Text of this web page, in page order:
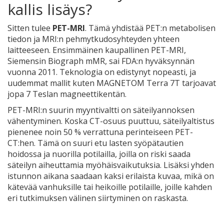
kallis lisäys?
Sitten tulee PET-MRI. Tämä yhdistää PET:n metabolisen
tiedon ja MRI:n pehmytkudosyhteyden yhteen
laitteeseen. Ensimmäinen kaupallinen PET-MRI,
Siemensin Biograph mMR, sai FDA:n hyväksynnän
vuonna 2011. Teknologia on edistynyt nopeasti, ja
uudemmat mallit kuten MAGNETOM Terra 7T tarjoavat
jopa 7 Teslan magneettikentän.
PET-MRI:n suurin myyntivaltti on säteilyannoksen
vähentyminen. Koska CT-osuus puuttuu, säteilyaltistus
pienenee noin 50 % verrattuna perinteiseen PET-
CT:hen. Tämä on suuri etu lasten syöpätautien
hoidossa ja nuorilla potilailla, joilla on riski saada
säteilyn aiheuttamia myöhäisvaikutuksia. Lisäksi yhden
istunnon aikana saadaan kaksi erilaista kuvaa, mikä on
kätevää vanhuksille tai heikoille potilaille, joille kahden
eri tutkimuksen välinen siirtyminen on raskasta.